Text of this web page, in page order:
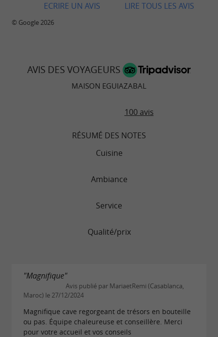
LIRE TOUS LES AVIS
ECRIRE UN AVIS
© Google 2026
AVIS DES VOYAGEURS
MAISON EGUIAZABAL
100 avis
RÉSUMÉ DES NOTES
Cuisine
Ambiance
Service
Qualité/prix
"Magnifique"
Avis publié par MariaetRemi (Casablanca,
Maroc) le 27/12/2024
Magnifique cave regorgeant de trésors en bouteille
ou pas. Équipe chaleureuse et conseillère. Merci
pour votre accueil et vos conseils